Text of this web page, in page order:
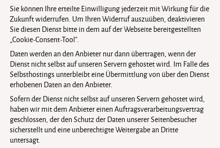
Sie können Ihre erteilte Einwilligung jederzeit mit Wirkung für die
Zukunft widerrufen. Um Ihren Widerruf auszuüben, deaktivieren
Sie diesen Dienst bitte in dem auf der Webseite bereitgestellten
„Cookie-Consent-Tool“.
Daten werden an den Anbieter nur dann übertragen, wenn der
Dienst nicht selbst auf unseren Servern gehostet wird. Im Falle des
Selbsthostings unterbleibt eine Übermittlung von über den Dienst
erhobenen Daten an den Anbieter.
Sofern der Dienst nicht selbst auf unseren Servern gehostet wird,
haben wir mit dem Anbieter einen Auftragsverarbeitungsvertrag
geschlossen, der den Schutz der Daten unserer Seitenbesucher
sicherstellt und eine unberechtigte Weitergabe an Dritte
untersagt.